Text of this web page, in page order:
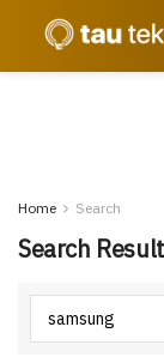
Home Search
Search